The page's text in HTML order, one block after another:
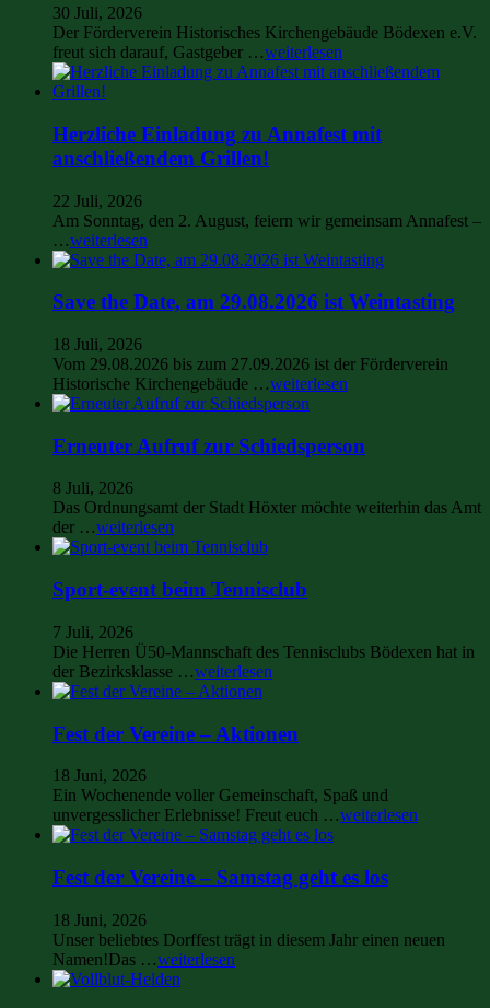
30 Juli, 2026
Der Förderverein Historisches Kirchengebäude Bödexen e.V.
freut sich darauf, Gastgeber …weiterlesen
Herzliche Einladung zu Annafest mit
anschließendem Grillen!
22 Juli, 2026
Am Sonntag, den 2. August, feiern wir gemeinsam Annafest –
…weiterlesen
Save the Date, am 29.08.2026 ist Weintasting
18 Juli, 2026
Vom 29.08.2026 bis zum 27.09.2026 ist der Förderverein
Historische Kirchengebäude …weiterlesen
Erneuter Aufruf zur Schiedsperson
8 Juli, 2026
Das Ordnungsamt der Stadt Höxter möchte weiterhin das Amt
der …weiterlesen
Sport-event beim Tennisclub
7 Juli, 2026
Die Herren Ü50-Mannschaft des Tennisclubs Bödexen hat in
der Bezirksklasse …weiterlesen
Fest der Vereine – Aktionen
18 Juni, 2026
Ein Wochenende voller Gemeinschaft, Spaß und
unvergesslicher Erlebnisse! Freut euch …weiterlesen
Fest der Vereine – Samstag geht es los
18 Juni, 2026
Unser beliebtes Dorffest trägt in diesem Jahr einen neuen
Namen!Das …weiterlesen